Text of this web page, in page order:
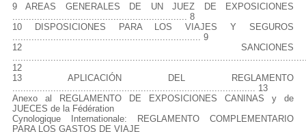
9 AREAS GENERALES DE UN JUEZ DE EXPOSICIONES
................................................................ 8
10 DISPOSICIONES PARA LOS VIAJES Y SEGUROS
..................................................................... 9
12 SANCIONES
12
13 APLICACIÓN DEL REGLAMENTO
......................................................................................... 13
Anexo al REGLAMENTO DE EXPOSICIONES CANINAS y de
JUECES de la Fédération
Cynologique Internationale: REGLAMENTO COMPLEMENTARIO
PARA LOS GASTOS DE VIAJE